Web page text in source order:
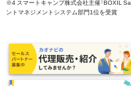
※4 スマートキャンプ株式会社主催「BOXIL
ントマネジメントシステム部門1位を受賞